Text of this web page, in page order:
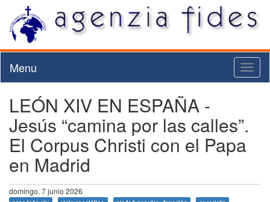
Menu
LEÓN XIV EN ESPAÑA -
Jesús “camina por las calles”.
El Corpus Christi con el Papa
en Madrid
domingo, 7 junio 2026